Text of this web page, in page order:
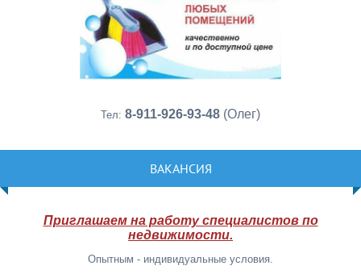
Тел: 8-911-926-93-48 (Олег)
ВАКАНСИЯ
Приглашаем на работу специалистов по
недвижимости.
Опытным - индивидуальные условия.